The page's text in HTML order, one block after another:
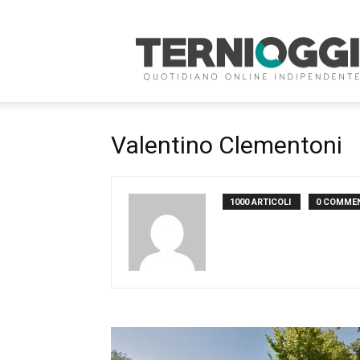
Oggi
Valentino Clementoni
1000 ARTICOLI 0